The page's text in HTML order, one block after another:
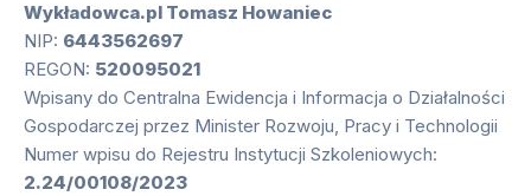
Wykładowca.pl Tomasz Howaniec
NIP: 6443562697
REGON: 520095021
Wpisany do Centralna Ewidencja i Informacja o Działalności
Gospodarczej przez Minister Rozwoju, Pracy i Technologii
Numer wpisu do Rejestru Instytucji Szkoleniowych:
2.24/00108/2023